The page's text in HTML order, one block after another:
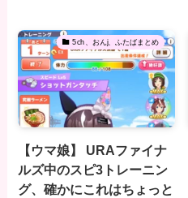
5ch、おんj、ふたばまとめ
【ウマ娘】 URAファイナ
ルズ中のスピ3トレーニン
グ、確かにこれはちょっと